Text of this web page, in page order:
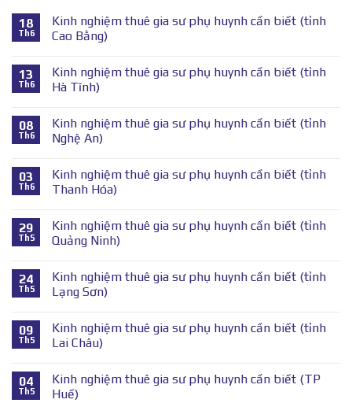
18
Th6
Kinh nghiệm thuê gia sư phụ huynh cần biết (tỉnh
Cao Bằng)
13
Th6
Kinh nghiệm thuê gia sư phụ huynh cần biết (tỉnh
Hà Tĩnh)
08
Th6
Kinh nghiệm thuê gia sư phụ huynh cần biết (tỉnh
Nghệ An)
03
Th6
Kinh nghiệm thuê gia sư phụ huynh cần biết (tỉnh
Thanh Hóa)
29
Th5
Kinh nghiệm thuê gia sư phụ huynh cần biết (tỉnh
Quảng Ninh)
24
Th5
Kinh nghiệm thuê gia sư phụ huynh cần biết (tỉnh
Lạng Sơn)
09
Th5
Kinh nghiệm thuê gia sư phụ huynh cần biết (tỉnh
Lai Châu)
04
Th5
Kinh nghiệm thuê gia sư phụ huynh cần biết (TP
Huế)